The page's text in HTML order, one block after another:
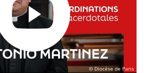
© Diocèse de Paris